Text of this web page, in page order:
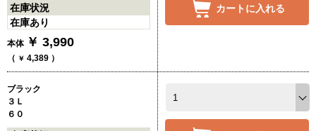
在庫状況
在庫あり
本体 ￥ 3,990
（ ￥ 4,389 ）
カートに入れる
ブラック
３Ｌ
６０